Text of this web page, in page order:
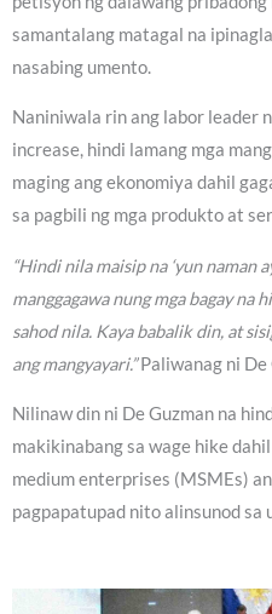
samantalang matagal na
nasabing umento.
Naniniwala rin ang labor leader
increase, hindi lamang mga
maging ang ekonomiya dahil
sa pagbili ng mga produkto at
“Hindi nila maisip na ‘yun naman
manggagawa nung mga bagay na
sahod nila. Kaya babalik din, at
ang mangyayari.”Paliwanag ni De
Nilinaw din ni De Guzman na
makikinabang sa wage hike
medium enterprises (MSMEs)
pagpapatupad nito alinsunod sa